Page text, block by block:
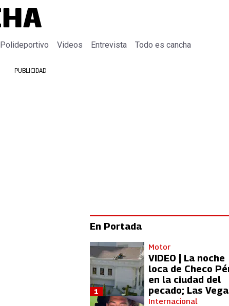
Polideportivo Videos Entrevista Todo es cancha
PUBLICIDAD
En Portada
Motor
VIDEO | La noche
loca de Checo
en la ciudad del
pecado; Las
1
Internacional